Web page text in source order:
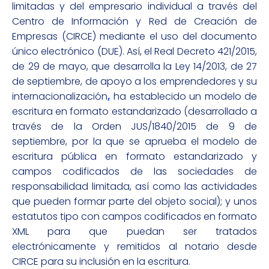
limitadas y del empresario individual a través del
Centro de Información y Red de Creación de
Empresas (CIRCE) mediante el uso del documento
único electrónico (DUE). Así, el Real Decreto 421/2015,
de 29 de mayo, que desarrolla la Ley 14/2013, de 27
de septiembre, de apoyo a los emprendedores y su
internacionalización, ha establecido un modelo de
escritura en formato estandarizado (desarrollado a
través de la Orden JUS/1840/2015 de 9 de
septiembre, por la que se aprueba el modelo de
escritura pública en formato estandarizado y
campos codificados de las sociedades de
responsabilidad limitada, así como las actividades
que pueden formar parte del objeto social); y unos
estatutos tipo con campos codificados en formato
XML para que puedan ser tratados
electrónicamente y remitidos al notario desde
CIRCE para su inclusión en la escritura.